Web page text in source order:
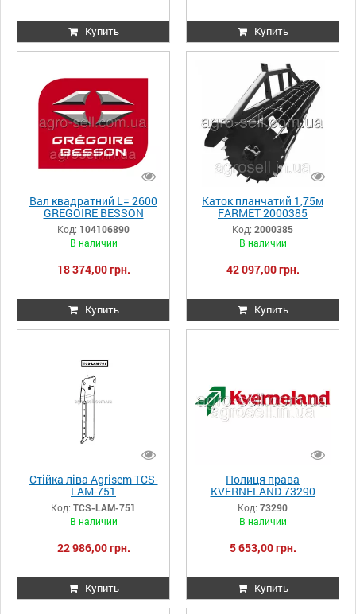
Купить Купить
Вал квадратний L= 2600
GREGOIRE BESSON
104106890
Код: 104106890
В наличии
18 374,00 грн.
Купить
Каток планчатий 1,75м
FARMET 2000385
Код: 2000385
В наличии
42 097,00 грн.
Купить
Стійка ліва Agrisem TCS-
LAM-751
Код: TCS-LAM-751
В наличии
22 986,00 грн.
Купить
Полиця права
KVERNELAND 73290
Код: 73290
В наличии
5 653,00 грн.
Купить